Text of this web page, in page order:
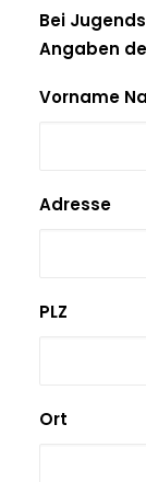
Bei
Angaben
Vorname
Adresse
PLZ
Ort